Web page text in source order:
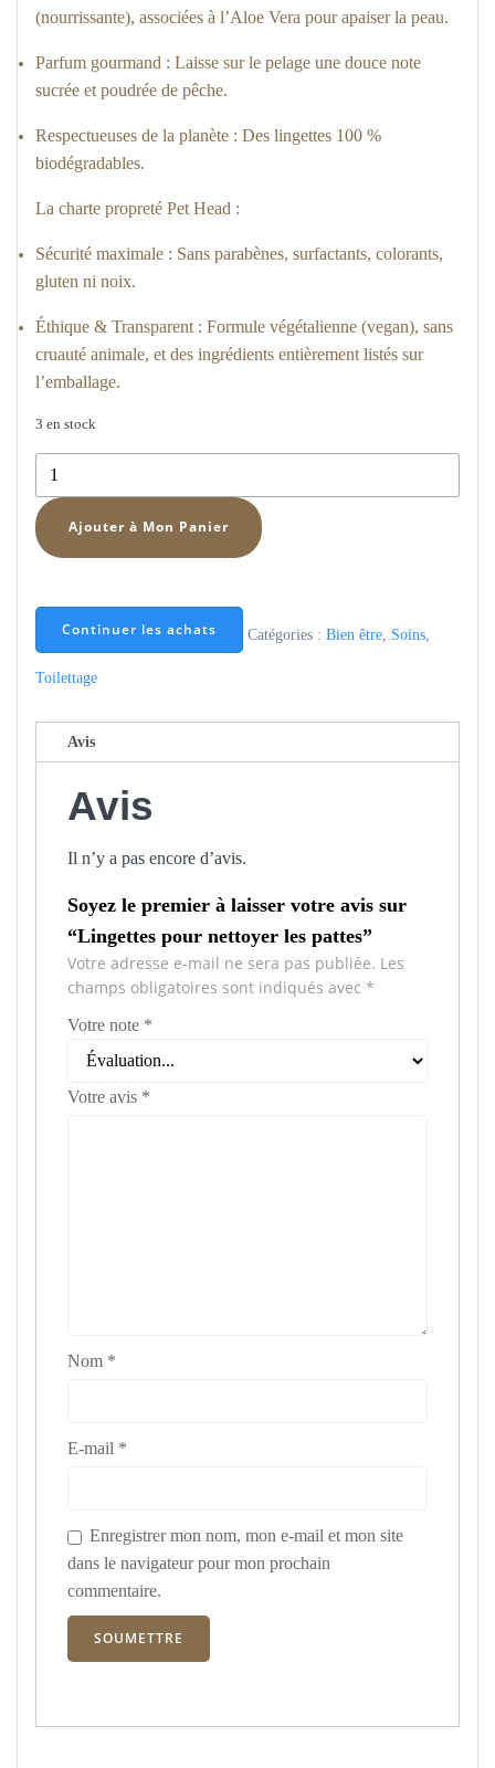
(nourrissante), associées à l’Aloe Vera pour apaiser la peau.
Parfum gourmand : Laisse sur le pelage une douce note
sucrée et poudrée de pêche.
Respectueuses de la planète : Des lingettes 100 %
biodégradables.
La charte propreté Pet Head :
Sécurité maximale : Sans parabènes, surfactants, colorants,
gluten ni noix.
Éthique & Transparent : Formule végétalienne (vegan), sans
cruauté animale, et des ingrédients entièrement listés sur
l’emballage.
3 en stock
quantité
de
Lingettes
pour
les
pattes
Ajouter à Mon Panier
Continuer les achats Catégories : Bien être, Soins,
Toilettage
Avis
Avis
Il n’y a pas encore d’avis.
Soyez le premier à laisser votre avis sur
“Lingettes pour nettoyer les pattes”
Votre adresse e-mail ne sera pas publiée. Les
champs obligatoires sont indiqués avec *
Votre note *
Votre avis *
Nom *
E-mail *
Enregistrer mon nom, mon e-mail et mon site
dans le navigateur pour mon prochain
commentaire.